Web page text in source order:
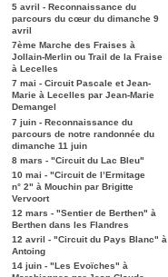
5 avril - Reconnaissance du
parcours du cœur du dimanche 9
avril
7ème Marche des Fraises à
Jollain-Merlin ou Trail de la Fraise
à Lecelles
7 mai - Circuit Pascale et Jean-
Marie à Lecelles par Jean-Marie
Demangel
7 juin - Reconnaissance du
parcours de notre randonnée du
dimanche 11 juin
8 mars - "Circuit du Lac Bleu"
10 mai - "Circuit de l’Ermitage
n° 2" à Mouchin par Brigitte
Vervoort
12 mars - "Sentier de Berthen" à
Berthen dans les Flandres
12 avril - "Circuit du Pays Blanc" à
Antoing
14 juin - "Les Evoïches" à